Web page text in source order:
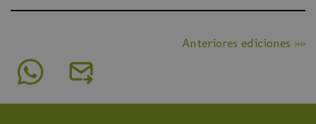
Anteriores ediciones »»